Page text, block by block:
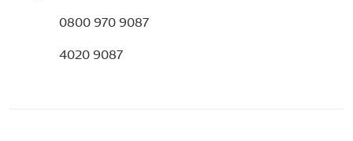
0800 970 9087
4020 9087